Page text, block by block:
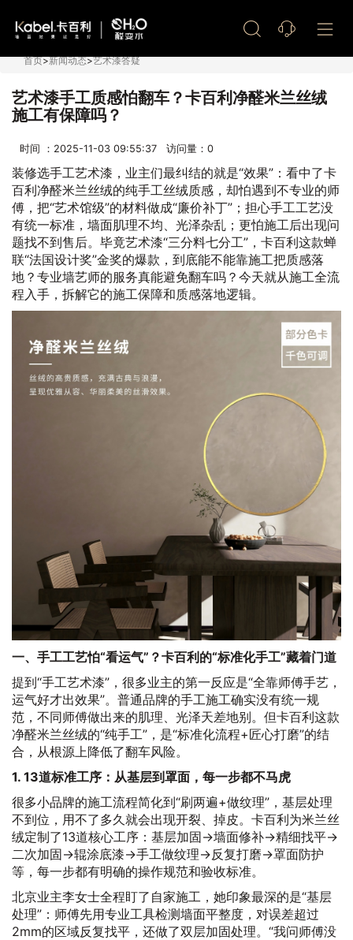
首页>新闻动态>艺术漆答疑
艺术漆手工质感怕翻车？卡百利净醛米兰丝绒
施工有保障吗？
时间 ：2025-11-03 09:55:37 访问量： 0
装修选手工艺术漆，业主们最纠结的就是“效果”：看中了卡
百利净醛米兰丝绒的纯手工丝绒质感，却怕遇到不专业的师
傅，把“艺术馆级”的材料做成“廉价补丁”；担心手工工艺没
有统一标准，墙面肌理不均、光泽杂乱；更怕施工后出现问
题找不到售后。毕竟艺术漆“三分料七分工”，卡百利这款蝉
联“法国设计奖”金奖的爆款，到底能不能靠施工把质感落
地？专业墙艺师的服务真能避免翻车吗？今天就从施工全流
程入手，拆解它的施工保障和质感落地逻辑。
一、手工工艺怕“看运气”？卡百利的“标准化手工”藏着门道
提到“手工艺术漆”，很多业主的第一反应是“全靠师傅手艺，
运气好才出效果”。普通品牌的手工施工确实没有统一规
范，不同师傅做出来的肌理、光泽天差地别。但卡百利这款
净醛米兰丝绒的“纯手工”，是“标准化流程+匠心打磨”的结
合，从根源上降低了翻车风险。
1. 13道标准工序：从基层到罩面，每一步都不马虎
很多小品牌的施工流程简化到“刷两遍+做纹理”，基层处理
不到位，用不了多久就会出现开裂、掉皮。卡百利为米兰丝
绒定制了13道核心工序：基层加固→墙面修补→精细找平→
二次加固→辊涂底漆→手工做纹理→反复打磨→罩面防护
等，每一步都有明确的操作规范和验收标准。
北京业主李女士全程盯了自家施工，她印象最深的是“基层
处理”：师傅先用专业工具检测墙面平整度，对误差超过
2mm的区域反复找平，还做了双层加固处理。“我问师傅没